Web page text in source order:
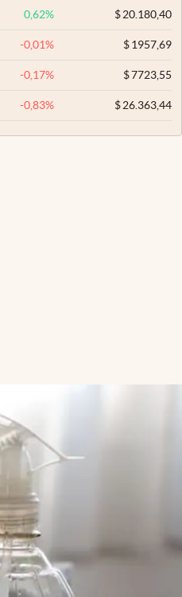
0,62% $20.180,40
-0,01% $1957,69
-0,17% $7723,55
-0,83% $26.363,44